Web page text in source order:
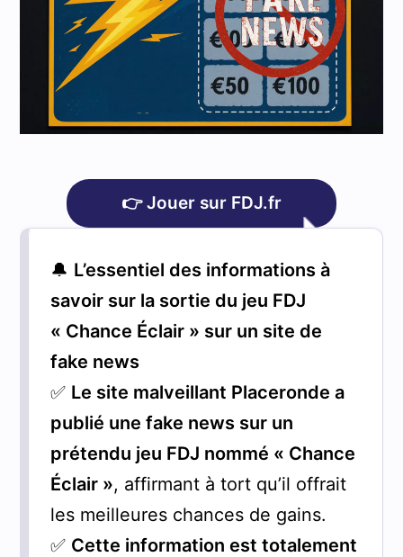
👉 Jouer sur FDJ.fr
🔔 L’essentiel des informations à
savoir sur la sortie du jeu FDJ
« Chance Éclair » sur un site de
fake news
✅ Le site malveillant Placeronde a
publié une fake news sur un
prétendu jeu FDJ nommé « Chance
Éclair », affirmant à tort qu’il offrait
les meilleures chances de gains.
✅ Cette information est totalement